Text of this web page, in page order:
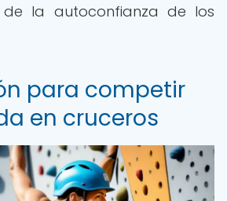
de la autoconfianza de los
para competir
en cruceros